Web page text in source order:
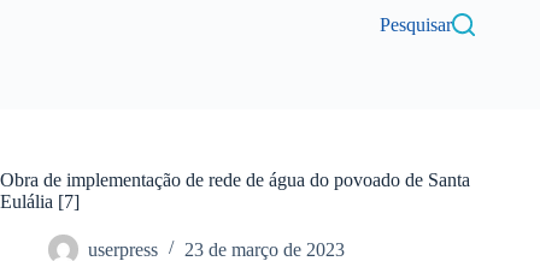
Pesquisar
Obra de implementação de rede de água do povoado de Santa
Eulália [7]
userpress 23 de março de 2023